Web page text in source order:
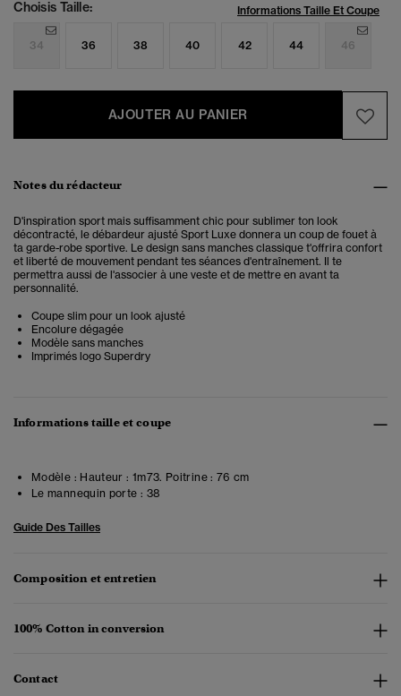
Choisis Taille: Informations Taille Et Coupe
34 36 38 40 42 44 46
AJOUTER AU PANIER
Notes du rédacteur
D'inspiration sport mais suffisamment chic pour sublimer ton look
décontracté, le débardeur ajusté Sport Luxe donnera un coup de fouet à
ta garde-robe sportive. Le design sans manches classique t'offrira confort
et liberté de mouvement pendant tes séances d'entraînement. Il te
permettra aussi de l'associer à une veste et de mettre en avant ta
personnalité.
Coupe slim pour un look ajusté
Encolure dégagée
Modèle sans manches
Imprimés logo Superdry
Informations taille et coupe
Modèle : Hauteur : 1m73. Poitrine : 76 cm
Le mannequin porte : 38
Guide Des Tailles
Composition et entretien
100% Cotton in conversion
Contact